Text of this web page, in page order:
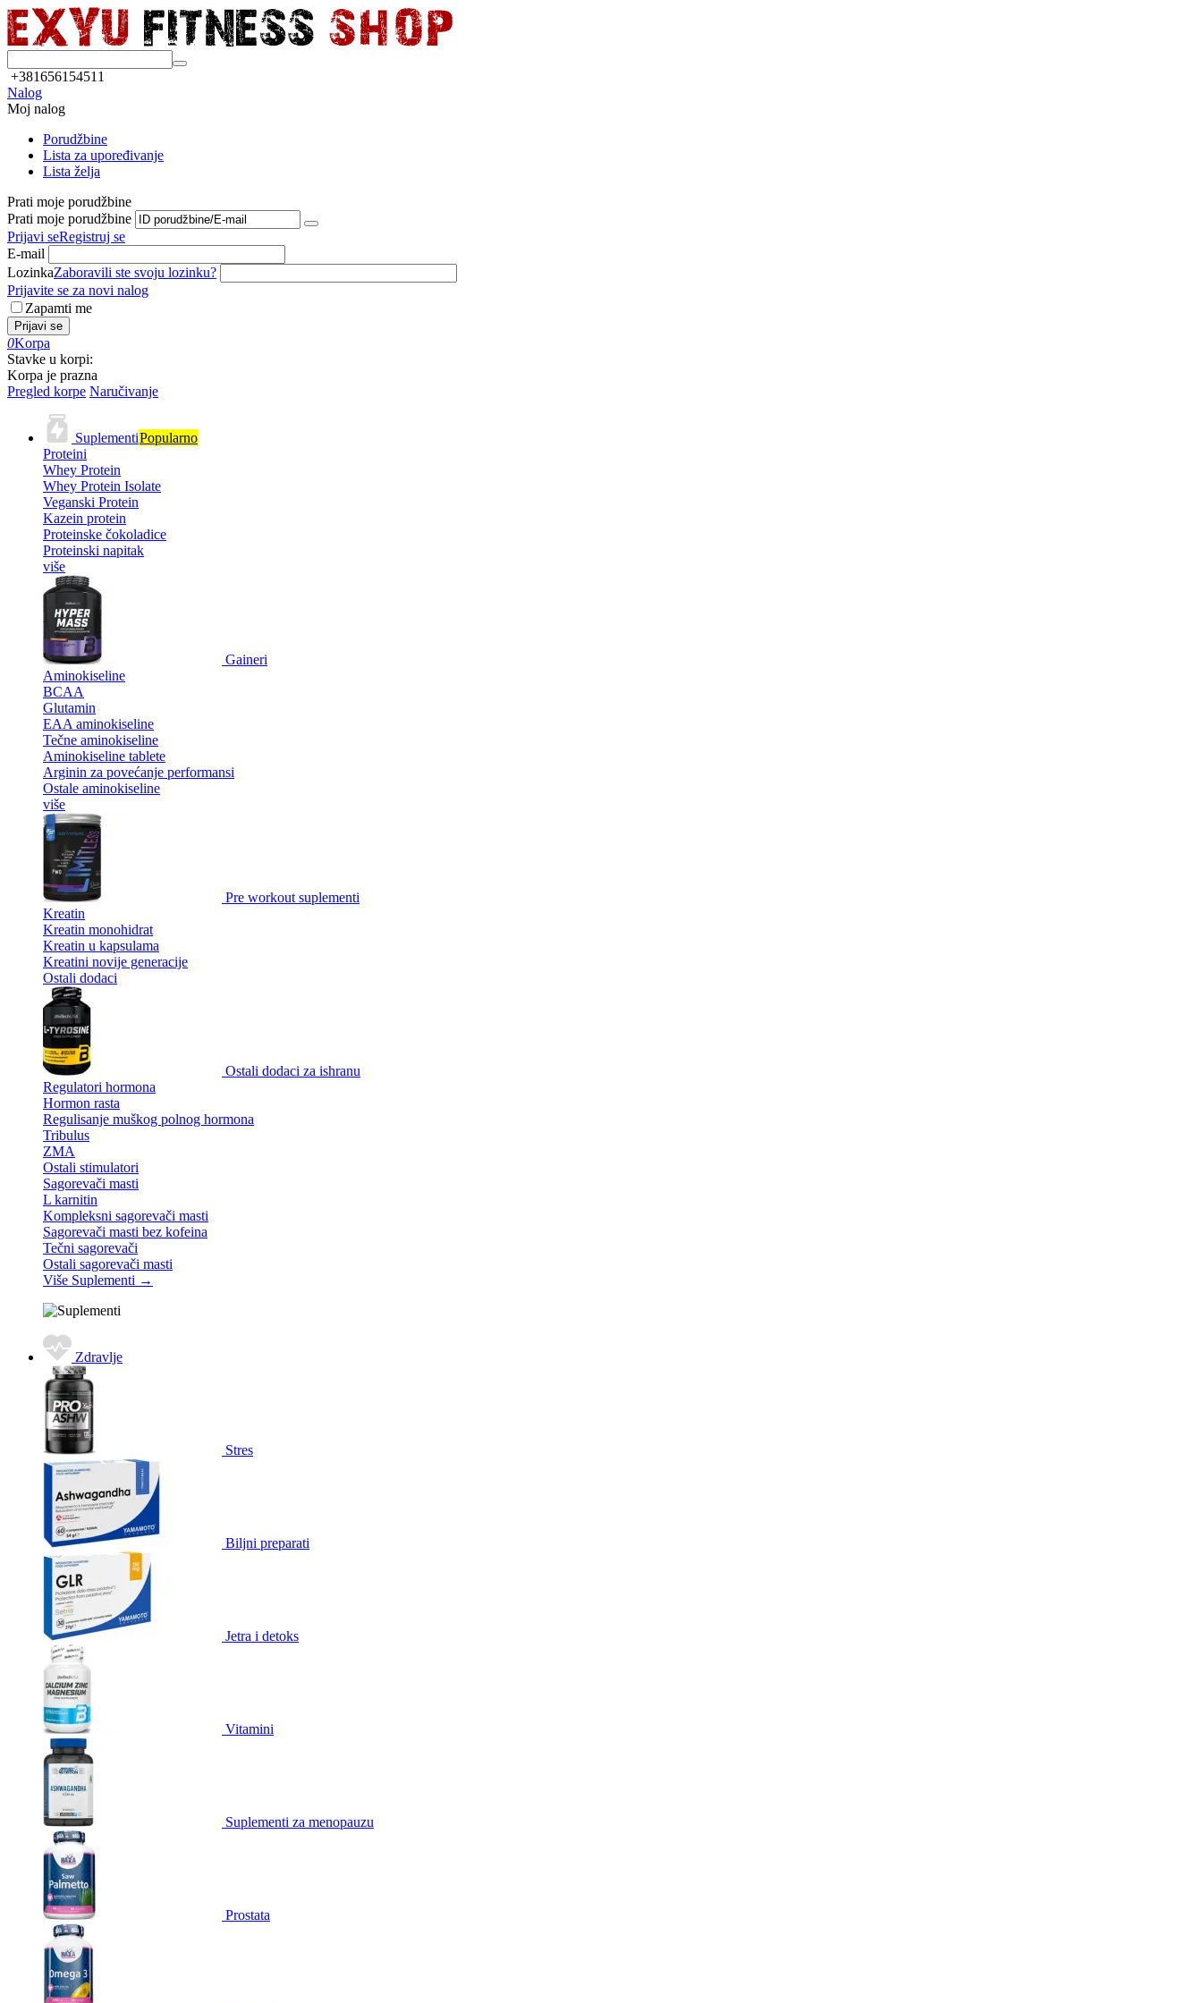
+381656154511
Nalog
Moj nalog
Porudžbine
Lista za upoređivanje
Lista želja
Prati moje porudžbine
Prati moje porudžbine
Prijavi seRegistruj se
E-mail
LozinkaZaboravili ste svoju lozinku?
Prijavite se za novi nalog
Zapamti me
Prijavi se
0Korpa
Stavke u korpi:
Korpa je prazna
Pregled korpe Naručivanje
SuplementiPopularno
Proteini
Whey Protein
Whey Protein Isolate
Veganski Protein
Kazein protein
Proteinske čokoladice
Proteinski napitak
više
Gaineri
Aminokiseline
BCAA
Glutamin
EAA aminokiseline
Tečne aminokiseline
Aminokiseline tablete
Arginin za povećanje performansi
Ostale aminokiseline
više
Pre workout suplementi
Kreatin
Kreatin monohidrat
Kreatin u kapsulama
Kreatini novije generacije
Ostali dodaci
Ostali dodaci za ishranu
Regulatori hormona
Hormon rasta
Regulisanje muškog polnog hormona
Tribulus
ZMA
Ostali stimulatori
Sagorevači masti
L karnitin
Kompleksni sagorevači masti
Sagorevači masti bez kofeina
Tečni sagorevači
Ostali sagorevači masti
Više Suplementi →
Zdravlje
Stres
Biljni preparati
Jetra i detoks
Vitamini
Suplementi za menopauzu
Prostata